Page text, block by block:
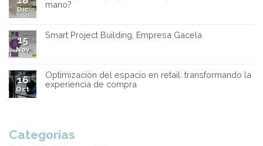
Dic
mano?
15
Nov
Smart Project Building, Empresa Gacela
16
Oct
Optimización del espacio en retail: transformando la
experiencia de compra
Categorías